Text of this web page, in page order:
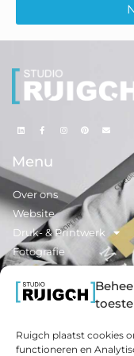
Ruigch plaatst cookies
functioneren en
Menu
Over ons
Website
Druk- & Printwerk
Fotografie
Contact
Extra Info